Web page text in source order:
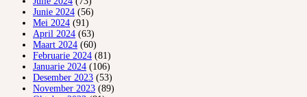
Junie 2024 (56)
Mei 2024 (91)
April 2024 (63)
Maart 2024 (60)
Februarie 2024 (81)
Januarie 2024 (106)
Desember 2023 (53)
November 2023 (89)